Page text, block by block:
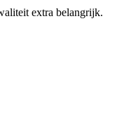
extra belangrijk.